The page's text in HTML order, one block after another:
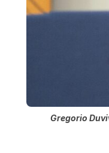
Gregorio